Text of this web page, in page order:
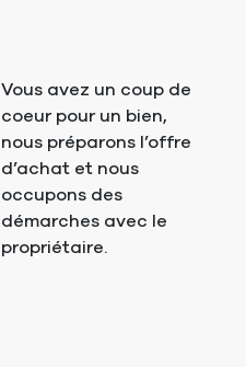
Vous avez un coup de
coeur pour un bien,
nous préparons l’offre
d’achat et nous
occupons des
démarches avec le
propriétaire.